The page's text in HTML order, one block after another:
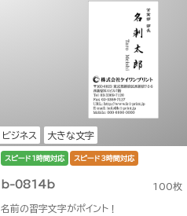
ビジネス 大きな文字
スピード1時間対応 スピード3時間対応
b-0814b 100枚
名前の習字文字がポイント！